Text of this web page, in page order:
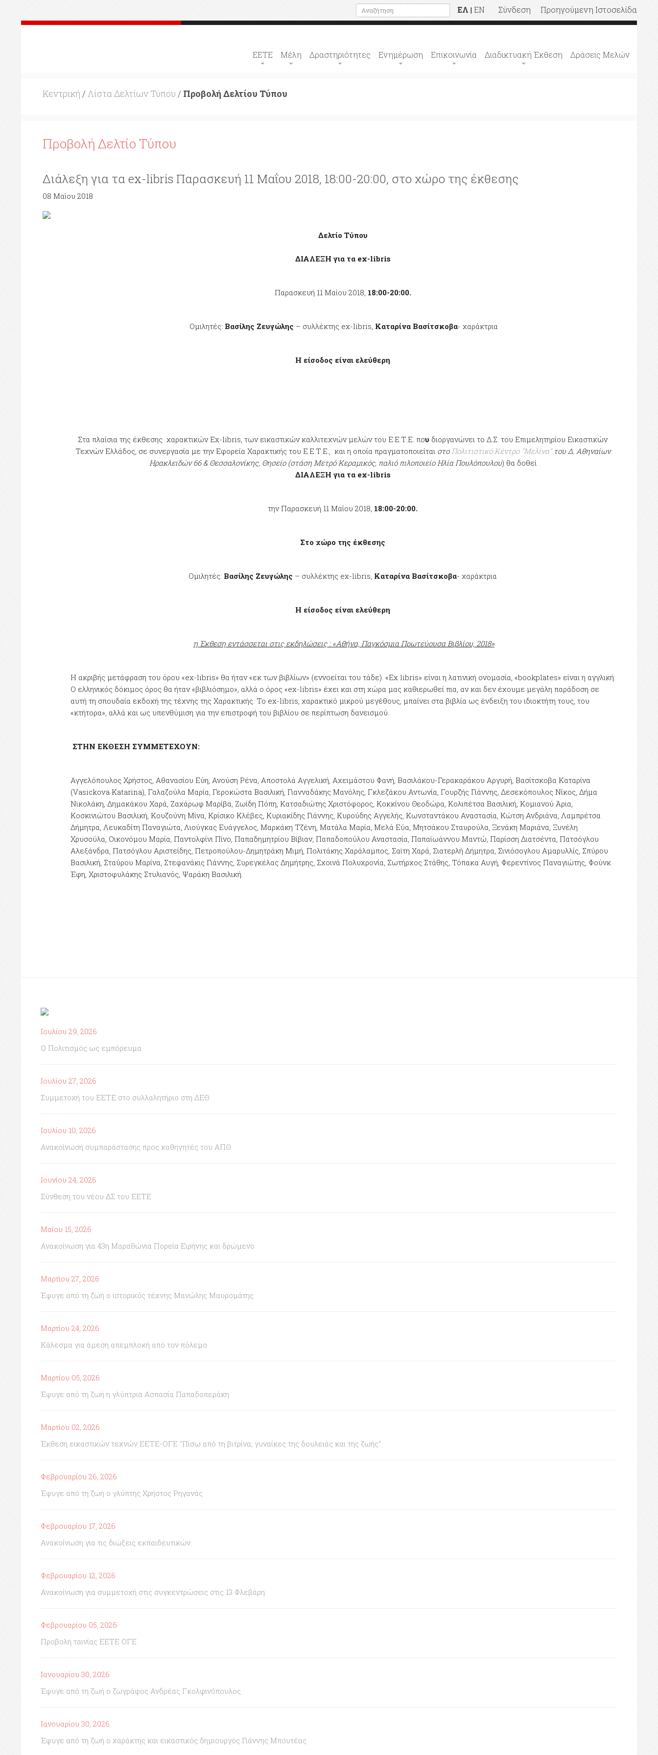
ΕΛ | EN Σύνδεση Προηγούμενη Ιστοσελίδα
ΕΕΤΕ Μέλη Δραστηριότητες Ενημέρωση Επικοινωνία Διαδικτυακή Έκθεση Δράσεις Μελών
Κεντρική / Λίστα Δελτίων Τύπου / Προβολή Δελτίου Τύπου
Προβολή Δελτίο Τύπου
Διάλεξη για τα ex-libris Παρασκευή 11 Μαΐου 2018, 18:00-20:00, στο χώρο της έκθεσης
08 Μαΐου 2018
Δελτίο Τύπου
ΔΙΑΛΕΞΗ για τα ex-libris
Παρασκευή 11 Μαΐου 2018, 18:00-20:00.
Ομιλητές: Βασίλης Ζευγώλης – συλλέκτης ex-libris, Καταρίνα Βασίτσκοβα- χαράκτρια
Η είσοδος είναι ελεύθερη
Στα πλαίσια της έκθεσης χαρακτικών Ex-libris, των εικαστικών καλλιτεχνών μελών του Ε.Ε.Τ.Ε. που διοργανώνει το Δ.Σ. του Επιμελητηρίου Εικαστικών
Τεχνών Ελλάδος, σε συνεργασία με την Εφορεία Χαρακτικής του Ε.Ε.Τ.Ε., και η οποία πραγματοποιείται στοΠολιτιστικό Κέντρο "Μελίνα"του Δ. Αθηναίων
Ηρακλειδών 66 & Θεσσαλονίκης, Θησείο (στάση Μετρό Κεραμικός,παλιό πιλοποιείο Ηλία Πουλόπουλου) θα δοθεί
ΔΙΑΛΕΞΗ για τα ex-libris
την Παρασκευή 11 Μαΐου 2018, 18:00-20:00.
Στο χώρο της έκθεσης
Ομιλητές: Βασίλης Ζευγώλης – συλλέκτης ex-libris, Καταρίνα Βασίτσκοβα- χαράκτρια
Η είσοδος είναι ελεύθερη
η Έκθεση εντάσσεται στις εκδηλώσεις : «Αθήνα, Παγκόσμια Πρωτεύουσα Βιβλίου, 2018»
Η ακριβής μετάφραση του όρου «ex-libris» θα ήταν «εκ των βιβλίων» (εννοείται του τάδε). «Ex libris» είναι η λατινική ονομασία, «bookplates» είναι η αγγλική.
Ο ελληνικός δόκιμος όρος θα ήταν «βιβλιόσημο», αλλά ο όρος «ex-libris» έχει και στη χώρα μας καθιερωθεί πια, αν και δεν έχουμε μεγάλη παράδοση σε
αυτή τη σπουδαία εκδοχή της τέχνης της Χαρακτικής. Το ex-libris, χαρακτικό μικρού μεγέθους, μπαίνει στα βιβλία ως ένδειξη του ιδιοκτήτη τους, του
«κτήτορα», αλλά και ως υπενθύμιση για την επιστροφή του βιβλίου σε περίπτωση δανεισμού.
ΣΤΗΝ ΕΚΘΕΣΗ ΣΥΜΜΕΤΕΧΟΥΝ:
Αγγελόπουλος Χρήστος, Αθανασίου Εύη, Ανούση Ρένα, Αποστολά Αγγελική, Αχειμάστου Φανή, Βασιλάκου-Γερακαράκου Αργυρή, Βασίτσκοβα Καταρίνα
(Vasickova Katarina), Γαλαζούλα Μαρία, Γεροκώστα Βασιλική, Γιανναδάκης Μανόλης, Γκλεζάκου Αντωνία, Γουρζής Γιάννης, Δεσεκόπουλος Νίκος, Δήμα
Νικολάκη, Δημακάκου Χαρά, Ζαχάρωφ Μαρίβα, Ζωίδη Πόπη, Κατσαδιώτης Χριστόφορος, Κοκκίνου Θεοδώρα, Κολιπέτσα Βασιλική, Κομιανού Άρια,
Κοσκινιώτου Βασιλική, Κουζούνη Μίνα, Κρίσικο Κλέβες, Κυριακίδης Γιάννης, Κυρούδης Αγγελής, Κωνσταντάκου Αναστασία, Κώτση Ανδριάνα, Λαμπρέτσα
Δήμητρα, Λευκαδίτη Παναγιώτα, Λιούγκας Ευάγγελος, Μαρκάκη Τζένη, Ματάλα Μαρία, Μελά Εύα, Μητσάκου Σταυρούλα, Ξενάκη Μαριάνα, Ξυνέλη
Χρυσούλα, Οικονόμου Μαρία, Παντολφίνι Πίνο, Παπαδημητρίου Βίβιαν, Παπαδοπούλου Αναστασία, Παπαϊωάννου Μαντώ, Παρίσση Διατσέντα, Πατσόγλου
Αλεξάνδρα, Πατσόγλου Αριστείδης, Πετροπούλου-Δημητράκη Μιμή, Πολιτάκης Χαράλαμπος, Σαϊτη Χαρά, Σιατερλή Δήμητρα, Σινιόσογλου Αμαρυλλίς, Σπύρου
Βασιλική, Σταύρου Μαρίνα, Στεφανάκις Γιάννης, Συρεγκέλας Δημήτρης, Σχοινά Πολυχρονία, Σωτήρχος Στάθης, Τόπακα Αυγή, Φερεντίνος Παναγιώτης, Φούνκ
Έφη, Χριστοφυλάκης Στυλιανός, Ψαράκη Βασιλική.
Ιουλίου 29, 2026
Ο Πολιτισμός ως εμπόρευμα
Ιουλίου 27, 2026
Συμμετοχή του ΕΕΤΕ στο συλλαλητήριο στη ΔΕΘ
Ιουλίου 10, 2026
Ανακοίνωση συμπαράστασης προς καθηγητές του ΑΠΘ
Ιουνίου 24, 2026
Σύνθεση του νέου ΔΣ του ΕΕΤΕ
Μαΐου 15, 2026
Ανακοίνωση για 43η Μαραθώνια Πορεία Ειρήνης και δρώμενο
Μαρτίου 27, 2026
Έφυγε από τη ζωή ο ιστορικός τέχνης Μανώλης Μαυρομάτης
Μαρτίου 24, 2026
Κάλεσμα για άμεση απεμπλοκή από τον πόλεμο
Μαρτίου 05, 2026
Έφυγε από τη ζωή η γλύπτρια Ασπασία Παπαδοπεράκη
Μαρτίου 02, 2026
Έκθεση εικαστικών τεχνών ΕΕΤΕ-ΟΓΕ "Πίσω από τη βιτρίνα; γυναίκες της δουλειάς και της ζωής"
Φεβρουαρίου 26, 2026
Έφυγε από τη ζωή ο γλύπτης Χρήστος Ρηγανάς
Φεβρουαρίου 17, 2026
Ανακοίνωση για τις διώξεις εκπαιδευτικών
Φεβρουαρίου 12, 2026
Ανακοίνωση για συμμετοχή στις συγκεντρώσεις στις 13 Φλεβάρη
Φεβρουαρίου 05, 2026
Προβολή ταινίας ΕΕΤΕ ΟΓΕ
Ιανουαρίου 30, 2026
Έφυγε από τη ζωή ο ζωγράφος Ανδρέας Γκολφινόπουλος
Ιανουαρίου 30, 2026
Έφυγε από τη ζωή ο χαράκτης και εικαστικός δημιουργός Γιάννης Μπουτέας